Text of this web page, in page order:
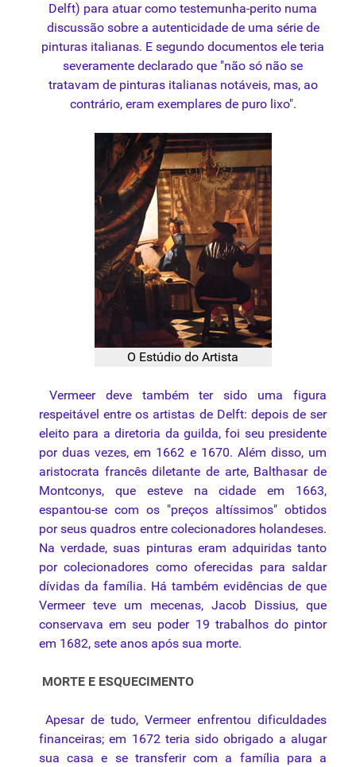
Delft) para atuar como testemunha-perito numa
discussão sobre a autenticidade de uma série de
pinturas italianas. E segundo documentos ele teria
severamente declarado que "não só não se
tratavam de pinturas italianas notáveis, mas, ao
contrário, eram exemplares de puro lixo".
O Estúdio do Artista
Vermeer deve também ter sido uma figura
respeitável entre os artistas de Delft: depois de ser
eleito para a diretoria da guilda, foi seu presidente
por duas vezes, em 1662 e 1670. Além disso, um
aristocrata francês diletante de arte, Balthasar de
Montconys, que esteve na cidade em 1663,
espantou-se com os "preços altíssimos" obtidos
por seus quadros entre colecionadores holandeses.
Na verdade, suas pinturas eram adquiridas tanto
por colecionadores como oferecidas para saldar
dívidas da família. Há também evidências de que
Vermeer teve um mecenas, Jacob Dissius, que
conservava em seu poder 19 trabalhos do pintor
em 1682, sete anos após sua morte.
MORTE E ESQUECIMENTO
Apesar de tudo, Vermeer enfrentou dificuldades
financeiras; em 1672 teria sido obrigado a alugar
sua casa e se transferir com a família para a